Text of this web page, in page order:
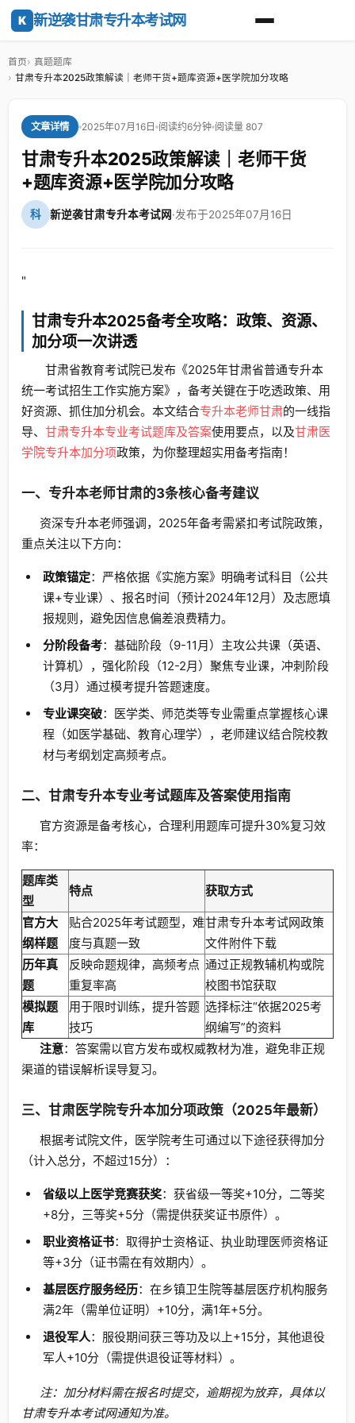
K 新逆袭甘肃专升本考试网
首页
真题题库
甘肃专升本2025政策解读｜老师干货+题库资源+医学院加分攻略
文章详情 2025年07月16日 阅读约6分钟 阅读量 807
甘肃专升本2025政策解读｜老师干货
+题库资源+医学院加分攻略
科 新逆袭甘肃专升本考试网·发布于2025年07月16日
"
甘肃专升本2025备考全攻略：政策、资源、
加分项一次讲透
甘肃省教育考试院已发布《2025年甘肃省普通专升本
统一考试招生工作实施方案》，备考关键在于吃透政策、用
好资源、抓住加分机会。本文结合专升本老师甘肃的一线指
导、 甘肃专升本专业考试题库及答案使用要点，以及甘肃医
学院专升本加分项政策，为你整理超实用备考指南！
一、专升本老师甘肃的3条核心备考建议
资深专升本老师强调，2025年备考需紧扣考试院政策，
重点关注以下方向：
政策锚定：严格依据《实施方案》明确考试科目（公共
课+专业课）、报名时间（预计2024年12月）及志愿填
报规则，避免因信息偏差浪费精力。
分阶段备考：基础阶段（9-11月）主攻公共课（英语、
计算机），强化阶段（12-2月）聚焦专业课，冲刺阶段
（3月）通过模考提升答题速度。
专业课突破：医学类、师范类等专业需重点掌握核心课
程（如医学基础、教育心理学），老师建议结合院校教
材与考纲划定高频考点。
二、甘肃专升本专业考试题库及答案使用指南
官方资源是备考核心，合理利用题库可提升30%复习效
率：
题库类
型
特点 获取方式
官方大
纲样题
贴合2025年考试题型，难
度与真题一致
甘肃专升本考试网政策
文件附件下载
历年真
题
反映命题规律，高频考点
重复率高
通过正规教辅机构或院
校图书馆获取
模拟题
库
用于限时训练，提升答题
技巧
选择标注“依据2025考
纲编写”的资料
注意：答案需以官方发布或权威教材为准，避免非正规
渠道的错误解析误导复习。
三、甘肃医学院专升本加分项政策（2025年最新）
根据考试院文件，医学院考生可通过以下途径获得加分
（计入总分，不超过15分）：
省级以上医学竞赛获奖：获省级一等奖+10分，二等奖
+8分，三等奖+5分（需提供获奖证书原件）。
职业资格证书：取得护士资格证、执业助理医师资格证
等+3分（证书需在有效期内）。
基层医疗服务经历：在乡镇卫生院等基层医疗机构服务
满2年（需单位证明）+10分，满1年+5分。
退役军人：服役期间获三等功及以上+15分，其他退役
军人+10分（需提供退役证等材料）。
注：加分材料需在报名时提交，逾期视为放弃，具体以
甘肃专升本考试网通知为准。